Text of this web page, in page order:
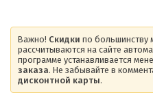
Важно! Скидки по большинству
рассчитываются на сайте
программе устанавливается
заказа. Не забывайте в
дисконтной карты.